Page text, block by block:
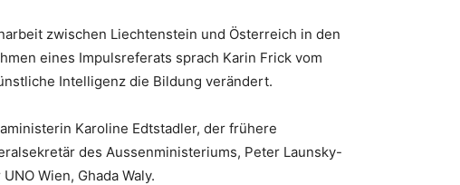
zwischen Liechtenstein und Österreich in den
eines Impulsreferats sprach Karin Frick vom
Intelligenz die Bildung verändert.
Karoline Edtstadler, der frühere
des Aussenministeriums, Peter Launsky-
Wien, Ghada Waly.